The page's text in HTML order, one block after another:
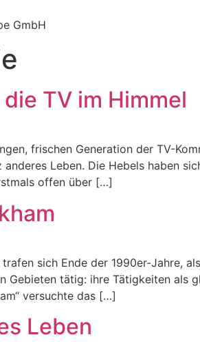
GmbH
TV im Himmel
frischen Generation der TV-
Leben. Die Hebels haben
offen über […]
sich Ende der 1990er-Jahre,
Gebieten tätig: ihre Tätigkeiten
versuchte das […]
Leben